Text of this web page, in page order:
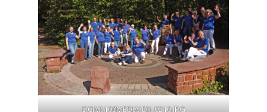
DCIM\100MEDIA\DJI_0210.JPG